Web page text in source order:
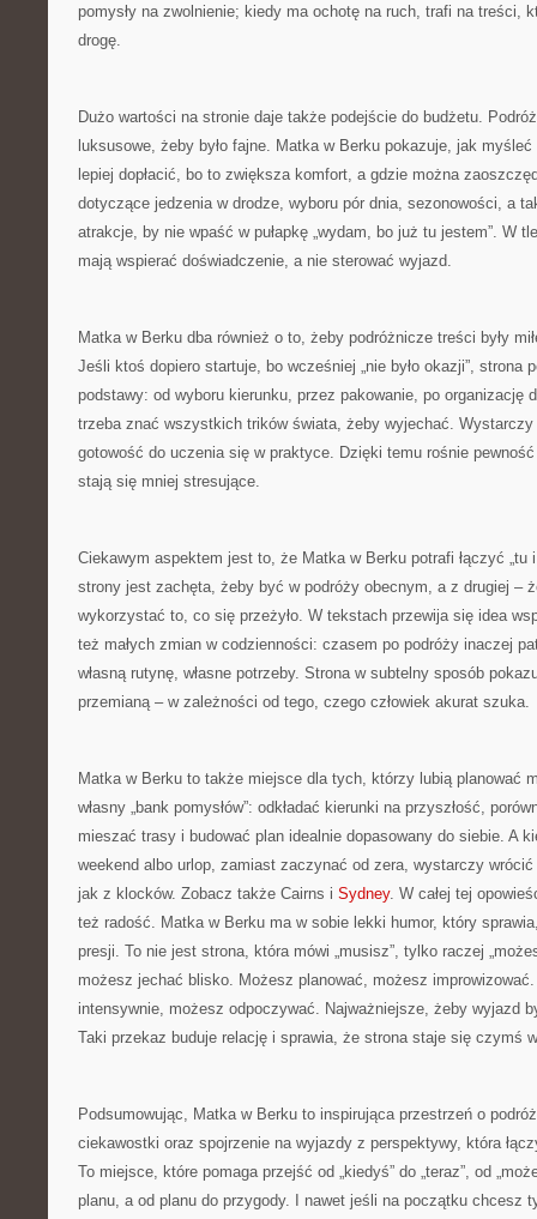
pomysły na zwolnienie; kiedy ma ochotę na ruch, trafi na treści,
drogę.
Dużo wartości na stronie daje także podejście do budżetu.
luksusowe, żeby było fajne. Matka w Berku pokazuje, jak
lepiej dopłacić, bo to zwiększa komfort, a gdzie można
dotyczące jedzenia w drodze, wyboru pór dnia, sezonowości, a
atrakcje, by nie wpaść w pułapkę „wydam, bo już tu jestem”. W
mają wspierać doświadczenie, a nie sterować wyjazd.
Matka w Berku dba również o to, żeby podróżnicze treści były
Jeśli ktoś dopiero startuje, bo wcześniej „nie było okazji”, strona
podstawy: od wyboru kierunku, przez pakowanie, po organizację
trzeba znać wszystkich trików świata, żeby wyjechać.
gotowość do uczenia się w praktyce. Dzięki temu rośnie
stają się mniej stresujące.
Ciekawym aspektem jest to, że Matka w Berku potrafi łączyć „tu i
strony jest zachęta, żeby być w podróży obecnym, a z drugiej –
wykorzystać to, co się przeżyło. W tekstach przewija się idea
też małych zmian w codzienności: czasem po podróży inaczej
własną rutynę, własne potrzeby. Strona w subtelny sposób
przemianą – w zależności od tego, czego człowiek akurat szuka.
Matka w Berku to także miejsce dla tych, którzy lubią planować
własny „bank pomysłów”: odkładać kierunki na przyszłość,
mieszać trasy i budować plan idealnie dopasowany do siebie. A
weekend albo urlop, zamiast zaczynać od zera, wystarczy
jak z klocków. Zobacz także Cairns i Sydney. W całej tej
też radość. Matka w Berku ma w sobie lekki humor, który
presji. To nie jest strona, która mówi „musisz”, tylko raczej
możesz jechać blisko. Możesz planować, możesz
intensywnie, możesz odpoczywać. Najważniejsze, żeby wyjazd
Taki przekaz buduje relację i sprawia, że strona staje się czymś
Podsumowując, Matka w Berku to inspirująca przestrzeń o
ciekawostki oraz spojrzenie na wyjazdy z perspektywy, która
To miejsce, które pomaga przejść od „kiedyś” do „teraz”, od
planu, a od planu do przygody. I nawet jeśli na początku chcesz